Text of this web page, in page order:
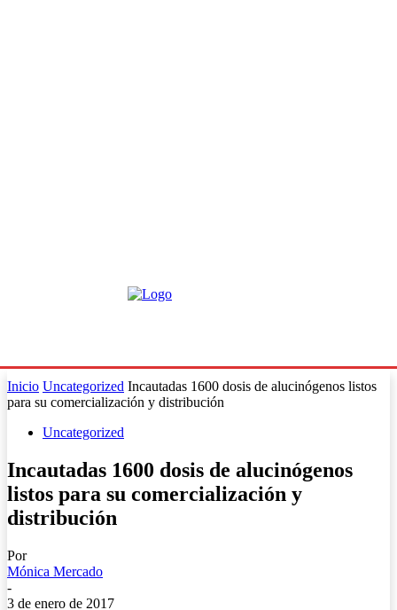
Inicio Uncategorized Incautadas 1600 dosis de alucinógenos listos
para su comercialización y distribución
Uncategorized
Incautadas 1600 dosis de alucinógenos
listos para su comercialización y
distribución
Por
Mónica Mercado
-
3 de enero de 2017